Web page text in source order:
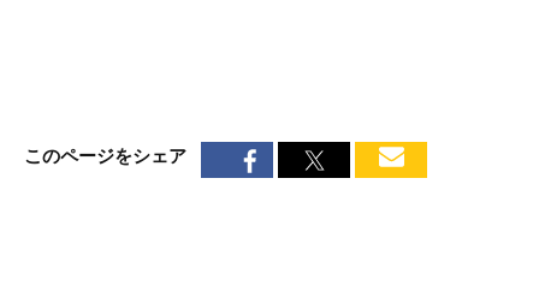
このページをシェア